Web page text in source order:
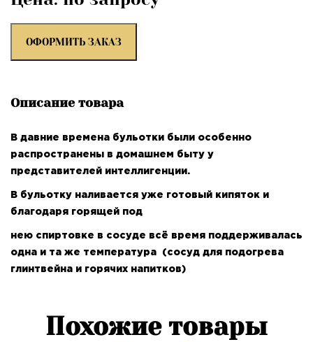
ОФОРМИТЬ ЗАКАЗ
Описание товара
В давние времена бульотки были особенно
распространены в домашнем быту у
представителей интеллигенции.
В бульотку наливается уже готовый кипяток и
благодаря горящей под
нею спиртовке в сосуде всё время поддерживалась
одна и та же температура (сосуд для подогрева
глинтвейна и горячих напитков)
Похожие товары